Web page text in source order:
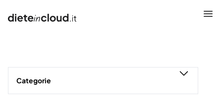
Come funziona
Categorie